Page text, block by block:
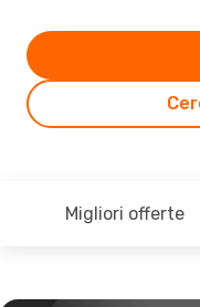
Migliori offerte